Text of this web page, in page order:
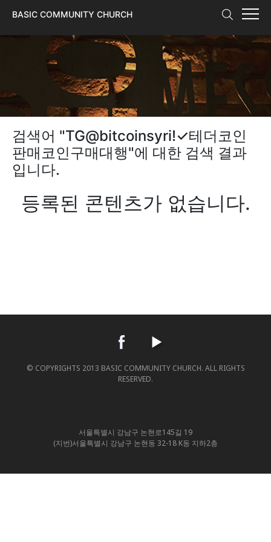
BASIC COMMUNITY CHURCH
검색어 "TG@bitcoinsyriǃ✓테더코인
판매코인구매대행"에 대한 검색 결과
입니다.
등록된 콘텐츠가 없습니다.
© COPYRIGHTS 2013 BASIC COMMUNITY CHURCH. ALL RIGHTS
RESERVED.
서울특별시 강남구 논현로145길 19
(지번)서울특별시 강남구 논현동 32-18 K동 지하2층